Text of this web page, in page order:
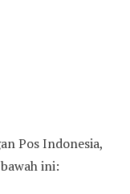
Pos Indonesia,
ini: